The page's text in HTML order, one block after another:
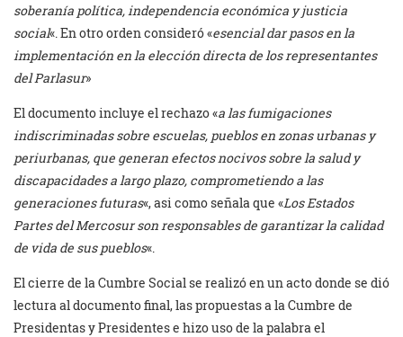
soberanía política, independencia económica y justicia
social«. En otro orden consideró «esencial dar pasos en la
implementación en la elección directa de los representantes
del Parlasur»
El documento incluye el rechazo «a las fumigaciones
indiscriminadas sobre escuelas, pueblos en zonas urbanas y
periurbanas, que generan efectos nocivos sobre la salud y
discapacidades a largo plazo, comprometiendo a las
generaciones futuras«, asi como señala que «Los Estados
Partes del Mercosur son responsables de garantizar la calidad
de vida de sus pueblos«.
El cierre de la Cumbre Social se realizó en un acto donde se dió
lectura al documento final, las propuestas a la Cumbre de
Presidentas y Presidentes e hizo uso de la palabra el